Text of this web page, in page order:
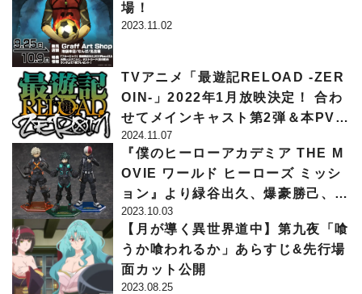
場！
2023.11.02
TVアニメ「最遊記RELOAD -ZER
OIN-」2022年1月放映決定！ 合わ
せてメインキャスト第2弾＆本PV第
１弾解禁！
2024.11.07
『僕のヒーローアカデミア THE M
OVIE ワールド ヒーローズ ミッシ
ョン』より緑谷出久、爆豪勝己、轟
焦凍の「1/8スケールフィギュア」
がTOHO animation STORE限定
で登場！
2023.10.03
【月が導く異世界道中】第九夜「喰
うか喰われるか」あらすじ&先行場
面カット公開
2023.08.25